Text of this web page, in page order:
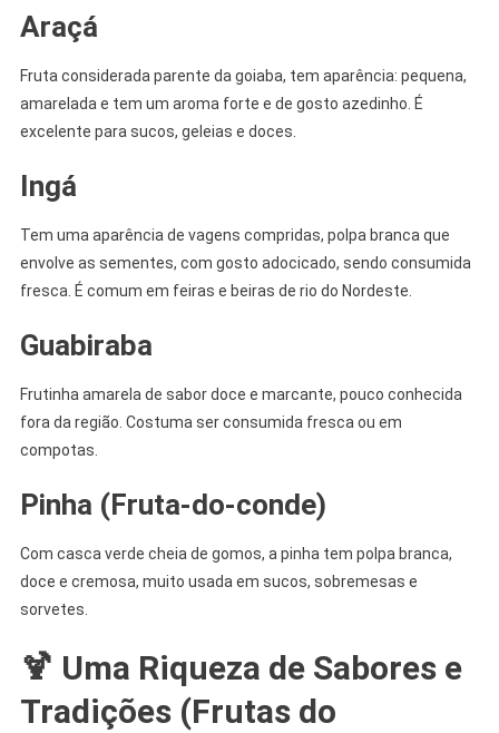
Araçá
Fruta considerada parente da goiaba, tem aparência: pequena,
amarelada e tem um aroma forte e de gosto azedinho. É
excelente para sucos, geleias e doces.
Ingá
Tem uma aparência de vagens compridas, polpa branca que
envolve as sementes, com gosto adocicado, sendo consumida
fresca. É comum em feiras e beiras de rio do Nordeste.
Guabiraba
Frutinha amarela de sabor doce e marcante, pouco conhecida
fora da região. Costuma ser consumida fresca ou em
compotas.
Pinha (Fruta-do-conde)
Com casca verde cheia de gomos, a pinha tem polpa branca,
doce e cremosa, muito usada em sucos, sobremesas e
sorvetes.
🍹 Uma Riqueza de Sabores e
Tradições (Frutas do